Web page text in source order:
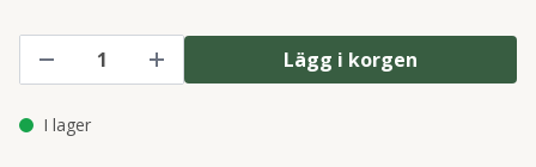
Lägg i korgen
I lager